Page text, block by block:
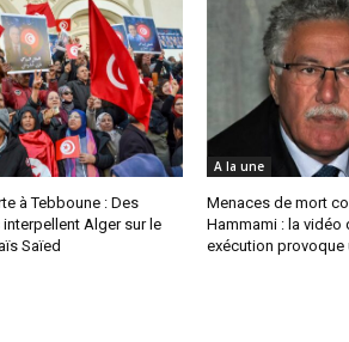
à Tebboune : Des
Alger sur le
Saïed
A la une
Menaces de mort
Hammami : la vidéo
exécution provoque